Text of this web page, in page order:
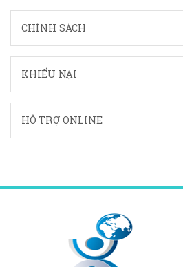
CHÍNH SÁCH
KHIẾU NẠI
HỖ TRỢ ONLINE